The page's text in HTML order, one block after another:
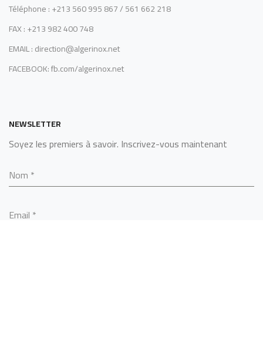
Téléphone : +213 560 995 867 / 561 662 218
FAX : +213 982 400 748
EMAIL : direction@algerinox.net
FACEBOOK: fb.com/algerinox.net
NEWSLETTER
Soyez les premiers à savoir. Inscrivez-vous maintenant
Nom *
Email *